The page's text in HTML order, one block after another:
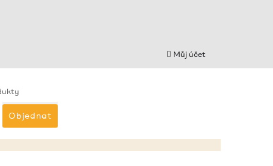
Můj účet
Objednat